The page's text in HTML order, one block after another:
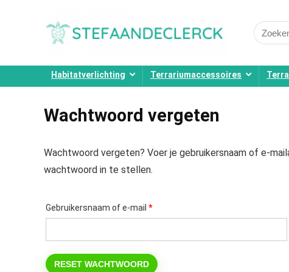
Search
for:
Habitatverlichting Terrariumaccessoires
Wachtwoord vergeten
Wachtwoord vergeten? Voer je gebruikersnaam of e-
wachtwoord in te stellen.
Gebruikersnaam of e-mail *Vereist
RESET WACHTWOORD